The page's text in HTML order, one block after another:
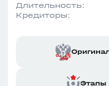
Длительность:
Кредиторы:
Этапы